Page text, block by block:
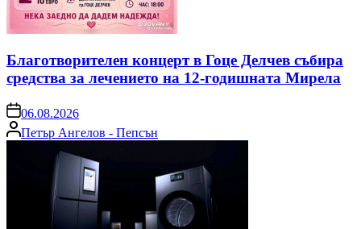
Благотворителен концерт в Гоце Делчев събира
средства за лечението на 12-годишната Мирела
on06.08.2026
Posted
by
Петър Ангелов - Пепсън